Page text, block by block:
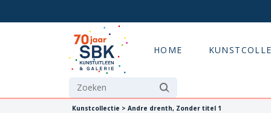
HOME
Kunstcollectie > Andre drenth, Zonder titel 1